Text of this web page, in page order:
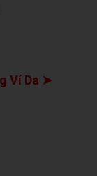
Ví Da ➤